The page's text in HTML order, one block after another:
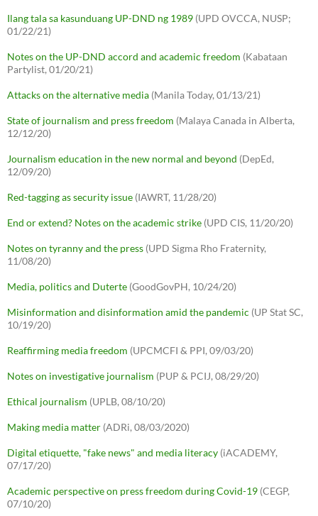
Ilang tala sa kasunduang UP-DND ng 1989 (UPD OVCCA, NUSP;
01/22/21)
Notes on the UP-DND accord and academic freedom (Kabataan
Partylist, 01/20/21)
Attacks on the alternative media (Manila Today, 01/13/21)
State of journalism and press freedom (Malaya Canada in Alberta,
12/12/20)
Journalism education in the new normal and beyond (DepEd,
12/09/20)
Red-tagging as security issue (IAWRT, 11/28/20)
End or extend? Notes on the academic strike (UPD CIS, 11/20/20)
Notes on tyranny and the press (UPD Sigma Rho Fraternity,
11/08/20)
Media, politics and Duterte (GoodGovPH, 10/24/20)
Misinformation and disinformation amid the pandemic (UP Stat SC,
10/19/20)
Reaffirming media freedom (UPCMCFI & PPI, 09/03/20)
Notes on investigative journalism (PUP & PCIJ, 08/29/20)
Ethical journalism (UPLB, 08/10/20)
Making media matter (ADRi, 08/03/2020)
Digital etiquette, "fake news" and media literacy (iACADEMY,
07/17/20)
Academic perspective on press freedom during Covid-19 (CEGP,
07/10/20)